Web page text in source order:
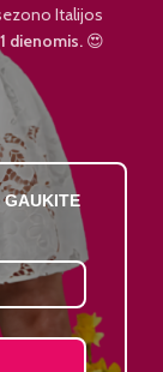
Italijos
dienomis.😍
GAUKITE